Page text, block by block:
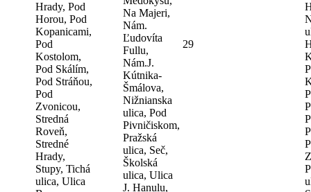
Hrady, Pod
Horou, Pod
Kopanicami,
Pod
Kostolom,
Pod Skálím,
Pod Stráňou,
Pod
Zvonicou,
Stredná
Roveň,
Stredné
Hrady,
Stupy, Tichá
ulica, Ulica
Na Majeri,
Nám.
Ľudovíta
Fullu,
Nám.J.
Kútnika-
Šmálova,
Nižnianska
ulica, Pod
Pivničiskom,
Pražská
ulica, Seč,
Školská
ulica, Ulica
J. Hanulu,
29